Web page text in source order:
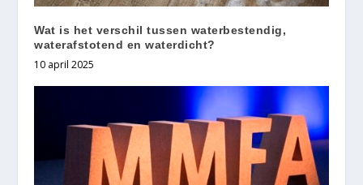
Wat is het verschil tussen waterbestendig,
waterafstotend en waterdicht?
10 april 2025